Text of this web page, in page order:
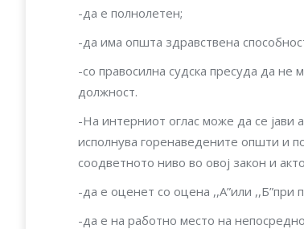
-да е полнолетен;
-да има општа здравствена
-со правосилна судска пресуда да
должност.
-На интерниот оглас може да се јави
исполнува горенаведените општи и
соодветното ниво во овој закон и
-да е оценет со оцена ,,A”или ,,Б”при
-да е на работно место на